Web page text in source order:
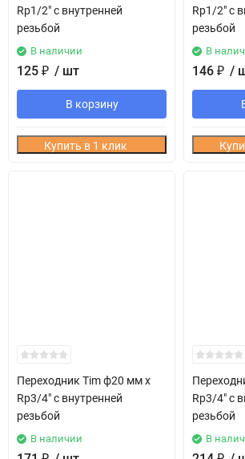
Rp1/2" с внутренней
резьбой
В наличии
125 ₽ / шт
В корзину
Купить в 1 клик
Rp1/2" с
резьбой
В
146 ₽ /
Переходник Tim ф20 мм х
Rp3/4" с внутренней
резьбой
В наличии
Rp3/4" с
резьбой
В